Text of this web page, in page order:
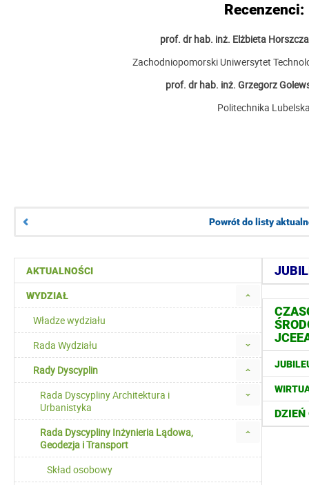
AKTUALNOŚCI
WYDZIAŁ
Władze wydziału
Rada Wydziału
Rady Dyscyplin
Rada Dyscypliny Architektura i
Urbanistyka
Rada Dyscypliny Inżynieria Lądowa,
Geodezja i Transport
Skład osobowy
DZIEŃ
Recenzenci:
prof. dr hab. inż. Elżbieta
Zachodniopomorski Uniwersytet
prof. dr hab. inż. Grzegorz
Politechnika
Powrót do listy